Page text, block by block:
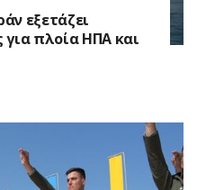
εξετάζει
πλοία ΗΠΑ και